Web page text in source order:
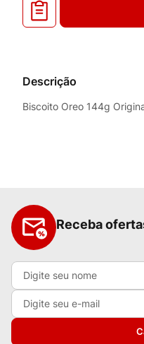
Descrição
Biscoito Oreo 144g
Receba